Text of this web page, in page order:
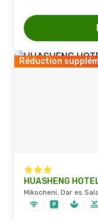
Réduction
HUASHENG
Mikocheni, Dar es